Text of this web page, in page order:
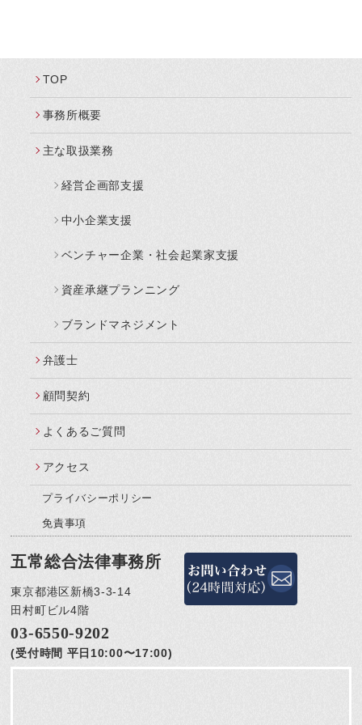
TOP
事務所概要
主な取扱業務
経営企画部支援
中小企業支援
ベンチャー企業・社会起業家支援
資産承継プランニング
ブランドマネジメント
弁護士
顧問契約
よくあるご質問
アクセス
プライバシーポリシー
免責事項
五常総合法律事務所
東京都港区新橋3-3-14
田村町ビル4階
03-6550-9202
(受付時間 平日10:00〜17:00)